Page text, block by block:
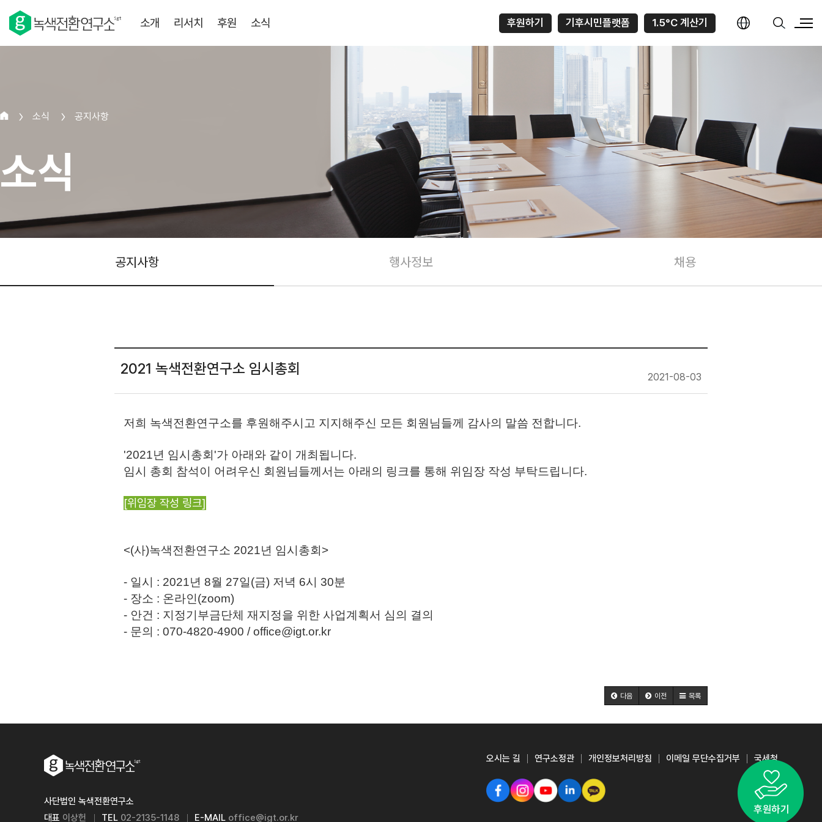
소개 리서치 후원 소식 후원하기 기후시민플랫폼 1.5°C 계산기
> 소식 > 공지사항
소식
공지사항 행사정보 채용
2021 녹색전환연구소 임시총회 2021-08-03
저희 녹색전환연구소를 후원해주시고 지지해주신 모든 회원님들께 감사의 말씀 전합니다.
'2021년 임시총회'가 아래와 같이 개최됩니다.
임시 총회 참석이 어려우신 회원님들께서는 아래의 링크를 통해 위임장 작성 부탁드립니다.
[위임장 작성 링크]
<(사)녹색전환연구소 2021년 임시총회>
- 일시 : 2021년 8월 27일(금) 저녁 6시 30분
- 장소 : 온라인(zoom)
- 안건 : 지정기부금단체 재지정을 위한 사업계획서 심의 결의
- 문의 : 070-4820-4900 / office@igt.or.kr
다음 이전 목록
사단법인 녹색전환연구소
대표 이상헌 TEL 02-2135-1148 E-MAIL office@igt.or.kr
오시는 길 연구소정관 개인정보처리방침 이메일 무단수집거부 국세청